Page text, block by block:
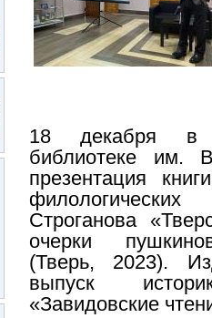
18 декабря в
библиотеке им.
презентация
Строганова
очерки
(Тверь, 2023).
выпуск
«Завидовские